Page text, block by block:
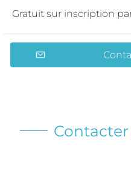
Gratuit sur inscription